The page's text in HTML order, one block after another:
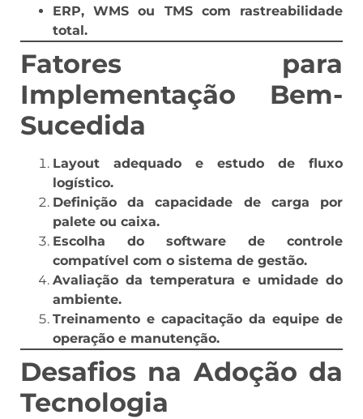
ERP, WMS ou TMS com rastreabilidade
total.
Fatores para
Implementação Bem-
Sucedida
Layout adequado e estudo de fluxo
logístico.
Definição da capacidade de carga por
palete ou caixa.
Escolha do software de controle
compatível com o sistema de gestão.
Avaliação da temperatura e umidade do
ambiente.
Treinamento e capacitação da equipe de
operação e manutenção.
Desafios na Adoção da
Tecnologia